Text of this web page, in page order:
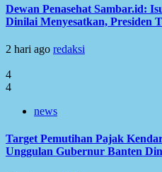
Dewan Penasehat Sambar.id:
Dinilai Menyesatkan, Presiden
2 hari ago redaksi
4
4
news
Target Pemutihan Pajak
Unggulan Gubernur Banten